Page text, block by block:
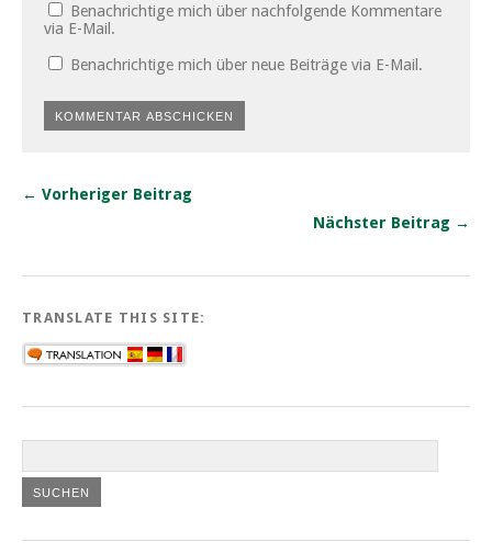
Benachrichtige mich über nachfolgende Kommentare
via E-Mail.
Benachrichtige mich über neue Beiträge via E-Mail.
← Vorheriger Beitrag
Nächster Beitrag →
TRANSLATE THIS SITE: